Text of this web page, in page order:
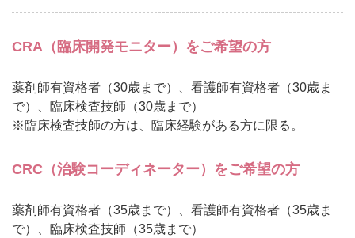
CRA（臨床開発モニター）をご希望の方
薬剤師有資格者（30歳まで）、看護師有資格者（30歳ま
で）、臨床検査技師（30歳まで）
※臨床検査技師の方は、臨床経験がある方に限る。
CRC（治験コーディネーター）をご希望の方
薬剤師有資格者（35歳まで）、看護師有資格者（35歳ま
で）、臨床検査技師（35歳まで）